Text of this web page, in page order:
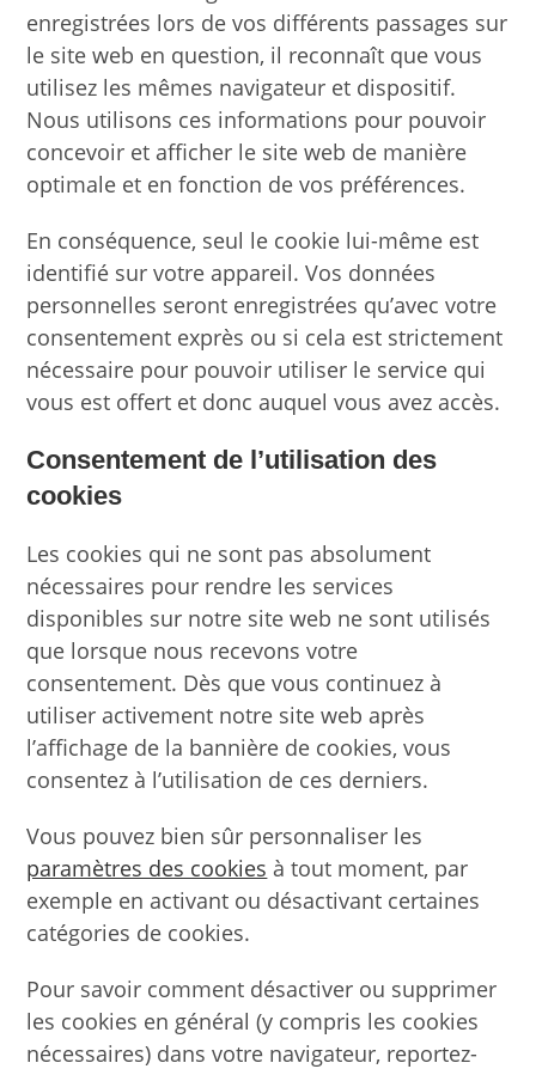
enregistrées lors de vos différents passages sur
le site web en question, il reconnaît que vous
utilisez les mêmes navigateur et dispositif.
Nous utilisons ces informations pour pouvoir
concevoir et afficher le site web de manière
optimale et en fonction de vos préférences.
En conséquence, seul le cookie lui-même est
identifié sur votre appareil. Vos données
personnelles seront enregistrées qu’avec votre
consentement exprès ou si cela est strictement
nécessaire pour pouvoir utiliser le service qui
vous est offert et donc auquel vous avez accès.
Consentement de l’utilisation des
cookies
Les cookies qui ne sont pas absolument
nécessaires pour rendre les services
disponibles sur notre site web ne sont utilisés
que lorsque nous recevons votre
consentement. Dès que vous continuez à
utiliser activement notre site web après
l’affichage de la bannière de cookies, vous
consentez à l’utilisation de ces derniers.
Vous pouvez bien sûr personnaliser les
paramètres des cookies à tout moment, par
exemple en activant ou désactivant certaines
catégories de cookies.
Pour savoir comment désactiver ou supprimer
les cookies en général (y compris les cookies
nécessaires) dans votre navigateur, reportez-